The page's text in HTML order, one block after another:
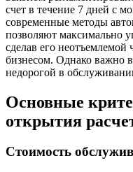
счет в течение 7 дней с
современные методы
позволяют максимально
сделав его
бизнесом. Однако важно
недорогой в
Основные
открытия
Стоимость